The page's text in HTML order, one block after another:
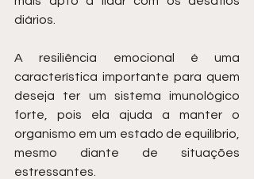
diários.
A resiliência emocional é uma
característica importante para quem
deseja ter um sistema imunológico
forte, pois ela ajuda a manter o
organismo em um estado de equilíbrio,
mesmo diante de situações
estressantes.